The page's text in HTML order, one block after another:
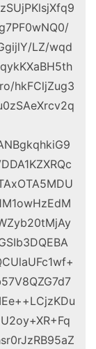
LZ/wqd
hkFCljZug3